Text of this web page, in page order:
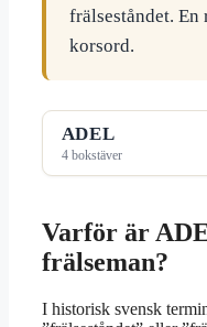
frälseståndet.
korsord.
ADEL
4 bokstäver
Varför är
frälseman?
I historisk svensk